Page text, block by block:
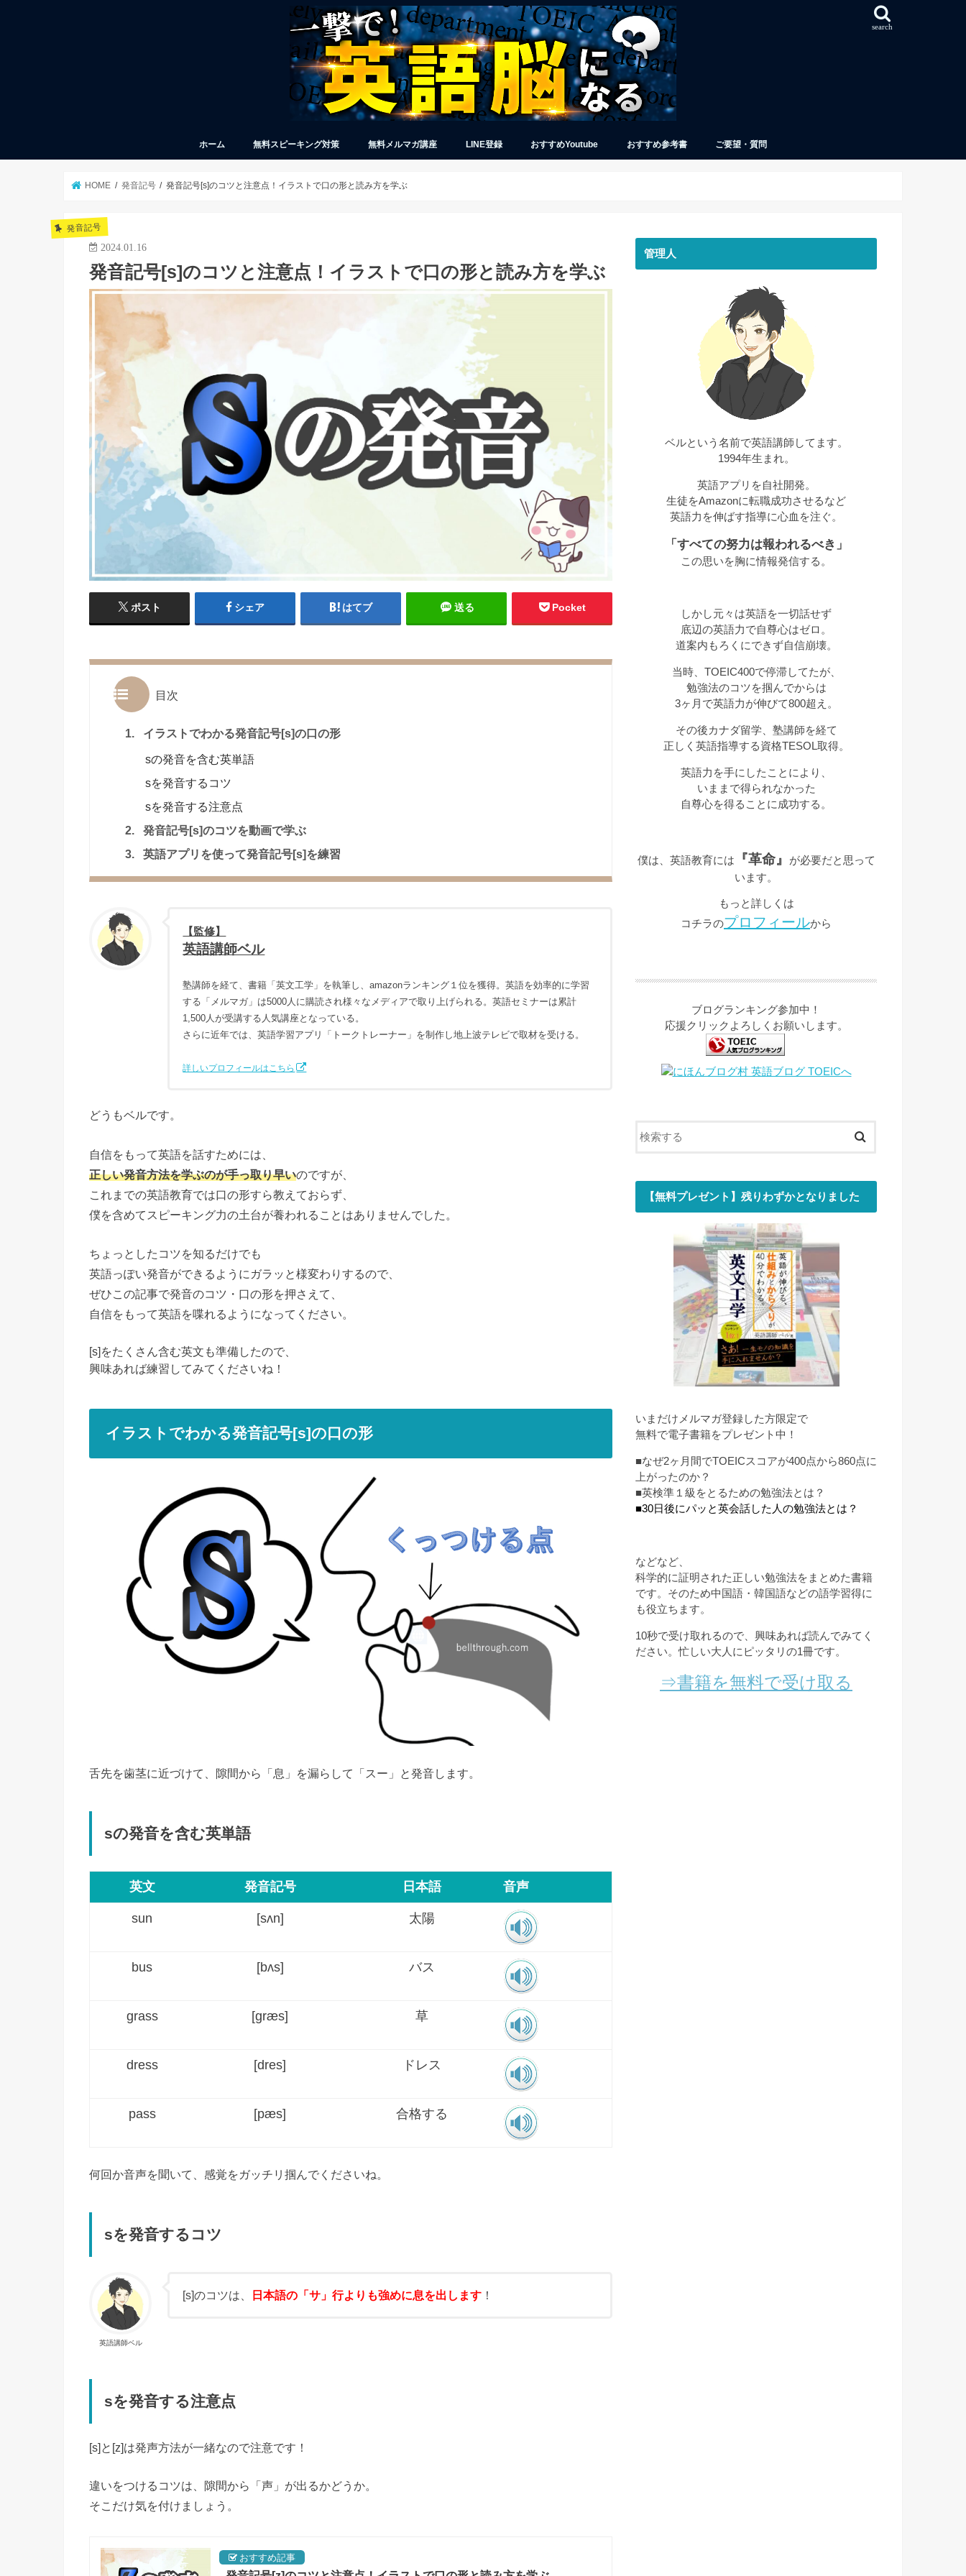
search
ホーム 無料スピーキング対策 無料メルマガ講座 LINE登録 おすすめYoutube おすすめ参考書 ご要望・質問
HOME 発音記号 発音記号[s]のコツと注意点！イラストで口の形と読み方を学ぶ
発音記号
2024.01.16
発音記号[s]のコツと注意点！イラストで口の形と読み方を学ぶ
ポスト シェア はてブ 送る Pocket
目次
1. イラストでわかる発音記号[s]の口の形
sの発音を含む英単語
sを発音するコツ
sを発音する注意点
2.
発音記号[s]のコツを動画で学ぶ
3.
英語アプリを使って発音記号[s]を練習
【監修】
英語講師ベル
塾講師を経て、書籍「英文工学」を執筆し、amazonランキング１位を獲得。英語を効率的に学習
する「メルマガ」は5000人に購読され様々なメディアで取り上げられる。英語セミナーは累計
1,500人が受講する人気講座となっている。
さらに近年では、英語学習アプリ「トークトレーナー」を制作し地上波テレビで取材を受ける。
詳しいプロフィールはこちら
どうもベルです。
自信をもって英語を話すためには、
正しい発音方法を学ぶのが手っ取り早いのですが、
これまでの英語教育では口の形すら教えておらず、
僕を含めてスピーキング力の土台が養われることはありませんでした。
ちょっとしたコツを知るだけでも
英語っぽい発音ができるようにガラッと様変わりするので、
ぜひこの記事で発音のコツ・口の形を押さえて、
自信をもって英語を喋れるようになってください。
[s]をたくさん含む英文も準備したので、
興味あれば練習してみてくださいね！
イラストでわかる発音記号[s]の口の形
舌先を歯茎に近づけて、隙間から「息」を漏らして「スー」と発音します。
sの発音を含む英単語
英文 発音記号 日本語 音声
sun [sʌn] 太陽
bus [bʌs] バス
grass [ɡræs] 草
dress [dres] ドレス
pass [pæs] 合格する
何回か音声を聞いて、感覚をガッチリ掴んでくださいね。
sを発音するコツ
英語講師ベル
[s]のコツは、 日本語の「サ」行よりも強めに息を出します ！
sを発音する注意点
[s]と[z]は発声方法が一緒なので注意です！
違いをつけるコツは、隙間から「声」が出るかどうか。
そこだけ気を付けましょう。
管理人
ベルという名前で英語講師してます。
1994年生まれ。
英語アプリを自社開発。
生徒をAmazonに転職成功させるなど
英語力を伸ばす指導に心血を注ぐ。
「すべての努力は報われるべき」
この思いを胸に情報発信する。
しかし元々は英語を一切話せず
底辺の英語力で自尊心はゼロ。
道案内もろくにできず自信崩壊。
当時、TOEIC400で停滞してたが、
勉強法のコツを掴んでからは
3ヶ月で英語力が伸びて800超え。
その後カナダ留学、塾講師を経て
正しく英語指導する資格TESOL取得。
英語力を手にしたことにより、
いままで得られなかった
自尊心を得ることに成功する。
僕は、英語教育には 『革命』
が必要だと思って
います。
もっと詳しくは
コチラのプロフィールから
ブログランキング参加中！
応援クリックよろしくお願いします。
【無料プレゼント】残りわずかとなりました
いまだけメルマガ登録した方限定で
無料で電子書籍をプレゼント中！
■なぜ2ヶ月間でTOEICスコアが400点から860点に
上がったのか？
■英検準１級をとるための勉強法とは？
■30日後にパッと英会話した人の勉強法とは？
などなど、
科学的に証明された正しい勉強法をまとめた書籍
です。そのため中国語・韓国語などの語学習得に
も役立ちます。
10秒で受け取れるので、興味あれば読んでみてく
ださい。忙しい大人にピッタリの1冊です。
⇒書籍を無料で受け取る